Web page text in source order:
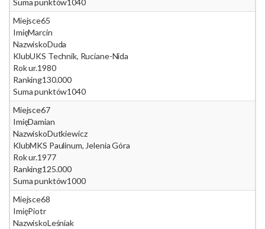
Suma punktów1040
Miejsce65
ImięMarcin
NazwiskoDuda
KlubUKS Technik, Ruciane-Nida
Rok ur.1980
Ranking130.000
Suma punktów1040
Miejsce67
ImięDamian
NazwiskoDutkiewicz
KlubMKS Paulinum, Jelenia Góra
Rok ur.1977
Ranking125.000
Suma punktów1000
Miejsce68
ImięPiotr
NazwiskoLeśniak